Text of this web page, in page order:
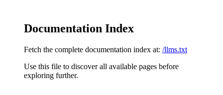
Documentation Index
Fetch the complete documentation index at: /llms.txt
Use this file to discover all available pages before
exploring further.